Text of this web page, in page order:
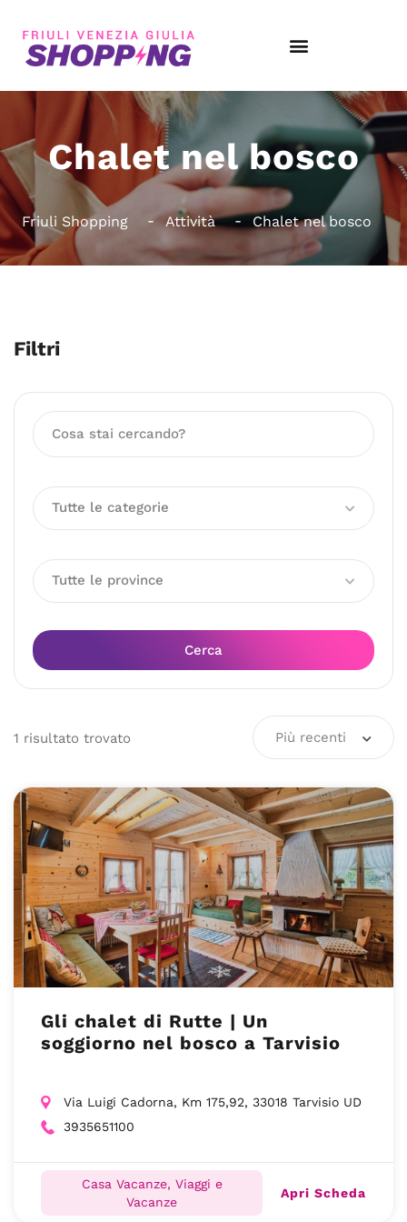
Chalet nel bosco
Friuli Shopping Attività Chalet nel bosco
Filtri
Tutte le categorie
Tutte le province
Cerca
1 risultato trovato Più recenti
Gli chalet di Rutte | Un
soggiorno nel bosco a Tarvisio
Via Luigi Cadorna, Km 175,92, 33018 Tarvisio UD
3935651100
Casa Vacanze, Viaggi e
Vacanze
Apri Scheda